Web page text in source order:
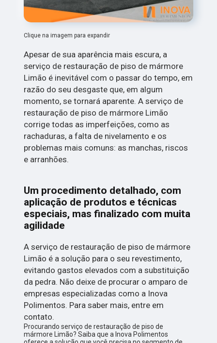
Clique na imagem para expandir
Apesar de sua aparência mais escura, a
serviço de restauração de piso de mármore
Limão é inevitável com o passar do tempo, em
razão do seu desgaste que, em algum
momento, se tornará aparente. A serviço de
restauração de piso de mármore Limão
corrige todas as imperfeições, como as
rachaduras, a falta de nivelamento e os
problemas mais comuns: as manchas, riscos
e arranhões.
Um procedimento detalhado, com
aplicação de produtos e técnicas
especiais, mas finalizado com muita
agilidade
A serviço de restauração de piso de mármore
Limão é a solução para o seu revestimento,
evitando gastos elevados com a substituição
da pedra. Não deixe de procurar o amparo de
empresas especializadas como a Inova
Polimentos. Para saber mais, entre em
contato.
Procurando serviço de restauração de piso de
mármore Limão? Saiba que a Inova Polimentos